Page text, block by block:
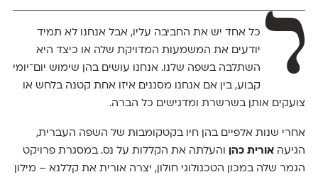
ל
כל אחד יש את החביבה עליו, אבל אנחנו לא תמיד
יודעים את המשמעות המדויקת שלה או כיצד היא
השתלבה בשפה שלנו. אנחנו עושים בהן שימוש יום־יומי
קבוע, בין אם אנחנו מסננים איזו אחת קטנה בלחש או
צועקים אותן בשרשרת ומדגישים כל הברה.
אחרי שנות אלפיים בהן חיו בקטקומבות של השפה העברית,
הגיעה אורית כהן
והעלתה את הקללות על נס. במסגרת פרויקט
הגמר שלה במכון הטכנולוגי חולון, יצרה אורית את קללנא – מילון